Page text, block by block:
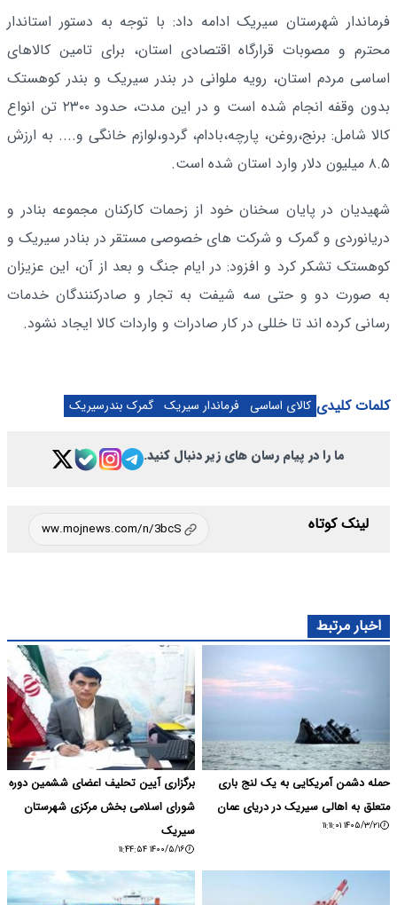
فرماندار شهرستان سیریک ادامه داد: با توجه به دستور استاندار
محترم و مصوبات قرارگاه اقتصادی استان، برای تامین کالاهای
اساسی مردم استان، رویه ملوانی در بندر سیریک و بندر کوهستک
بدون وقفه انجام شده است و در این مدت، حدود ۲۳۰۰ تن انواع
کالا شامل: برنج،روغن، پارچه،بادام، گردو،لوازم خانگی و.... به ارزش
۸.۵ میلیون دلار وارد استان شده است.
شهیدیان در پایان سخنان خود از زحمات کارکنان مجموعه بنادر و
دریانوردی و گمرک و شرکت های خصوصی مستقر در بنادر سیریک و
کوهستک تشکر کرد و افزود: در ایام جنگ و بعد از آن، این عزیزان
به صورت دو و حتی سه شیفت به تجار و صادرکنندگان خدمات
رسانی کرده اند تا خللی در کار صادرات و واردات کالا ایجاد نشود.
کلمات کلیدی کالای اساسی فرماندار سیریک گمرک بندرسیریک
ما را در پیام رسان های زیر دنبال کنید.
لینک کوتاه
اخبار مرتبط
حمله دشمن آمریکایی به یک لنج باری
متعلق به اهالی سیریک در دریای عمان
۱۴۰۵/۳/۲۱ ۱۱:۱۱:۰۱
برگزاری آیین تحلیف اعضای ششمین دوره
شورای اسلامی بخش مرکزی شهرستان
سیریک
۱۴۰۰/۵/۱۶ ۱۱:۴۴:۵۴